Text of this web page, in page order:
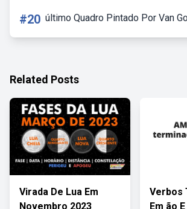
#20 último Quadro Pintado Por Van
Related Posts
Virada De Lua Em
Novembro 2023
Verbos
Em ão